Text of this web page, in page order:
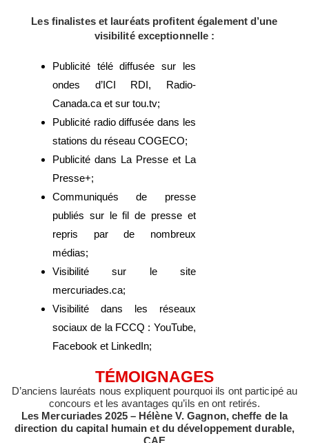
Les finalistes et lauréats profitent également d’une
visibilité exceptionnelle :
Publicité télé diffusée sur les
ondes d’ICI RDI, Radio-
Canada.ca et sur tou.tv;
Publicité radio diffusée dans les
stations du réseau COGECO;
Publicité dans La Presse et La
Presse+;
Communiqués de presse
publiés sur le fil de presse et
repris par de nombreux
médias;
Visibilité sur le site
mercuriades.ca;
Visibilité dans les réseaux
sociaux de la FCCQ : YouTube,
Facebook et LinkedIn;
TÉMOIGNAGES
D’anciens lauréats nous expliquent pourquoi ils ont participé au
concours et les avantages qu’ils en ont retirés.
Les Mercuriades 2025 – Hélène V. Gagnon, cheffe de la
direction du capital humain et du développement durable,
CAE